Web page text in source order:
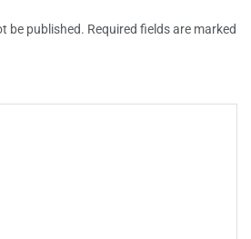
be published. Required fields are marked